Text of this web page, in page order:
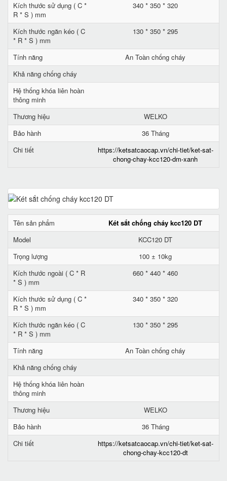
Kích thước sử dụng ( C *
R * S ) mm
340 * 350 * 320
Kích thước ngăn kéo ( C
* R * S ) mm
130 * 350 * 295
Tính năng
An Toàn chống cháy
Khả năng chống cháy
Hệ thống khóa liên hoàn
thông minh
Thương hiệu
WELKO
Bảo hành
36 Tháng
Chi tiết
https://ketsatcaocap.vn/chi-tiet/ket-sat-
chong-chay-kcc120-dm-xanh
Tên sản phẩm
Két sắt chống cháy kcc120 DT
Model
KCC120 DT
Trọng lượng
100 ± 10kg
Kích thước ngoài ( C * R
* S ) mm
660 * 440 * 460
Kích thước sử dụng ( C *
R * S ) mm
340 * 350 * 320
Kích thước ngăn kéo ( C
* R * S ) mm
130 * 350 * 295
Tính năng
An Toàn chống cháy
Khả năng chống cháy
Hệ thống khóa liên hoàn
thông minh
Thương hiệu
WELKO
Bảo hành
36 Tháng
Chi tiết
https://ketsatcaocap.vn/chi-tiet/ket-sat-
chong-chay-kcc120-dt